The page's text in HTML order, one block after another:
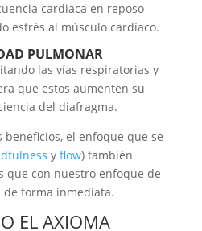
cardiaca en reposo
estrés al músculo cardíaco.
PULMONAR
las vías respiratorias y
que estos aumenten su
del diafragma.
beneficios, el enfoque que se
y flow) también
que con nuestro enfoque de
forma inmediata.
EL AXIOMA